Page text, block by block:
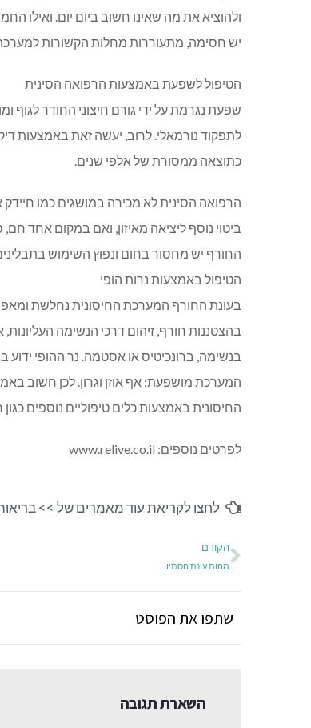
ולהוציא את מה שאינו חשוב ביום יום. ואילו
יש חסימה, מתעוררות מחלות הקשורות
הטיפול לשפעת באמצעות הרפואה הסינית
שפעת נגרמת על ידי גורם חיצוני החודר לגוף
לתפקוד נורמאלי. לרוב, יעשה זאת באמצעות
כתוצאה ממסורת של אלפי שנים.
הרפואה הסינית לא מכירה במושגים כמו חיידק
ביטוי נוסף ליציאה מאיזון, ואם במקום אחד
החורף יש מחסור בחום ונפוץ השימוש
הטיפול באמצעות נרות הופי
בעונת החורף המערכת החיסונית נחלשת
בהצטננות חורף, זיהום דרכי הנשימה
בנשימה, ברונכיטיס או אסטמה. נר ההופי
המערכת מושפעת: אף אוזן וגרון. לכן חשוב
החיסונית באמצעות כלים טיפוליים נוספים
לפרטים נוספים: www.relive.co.il
לחצו לקריאת עוד מאמרים של >>
הקודם
מהות עונת הסתיו
שתפו את הפוסט
השארת תגובה